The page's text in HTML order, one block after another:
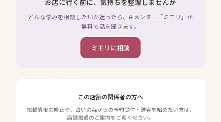
どんな悩みを相談したいか迷ったら、AIメンター「ミモリ」が
無料で話を聞きます。
ミモリに相談
この店舗の関係者の方へ
掲載情報の修正や、占いの森からの予約受付・送客を始めたい方は、
店舗掲載のご案内をご覧ください。